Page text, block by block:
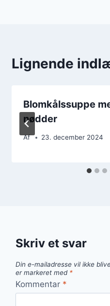
Lignende
Blomkålssuppe
nødder
Af 23. december 2024
Skriv et svar
Din e-mailadresse vil ikke
er markeret med *
Kommentar *